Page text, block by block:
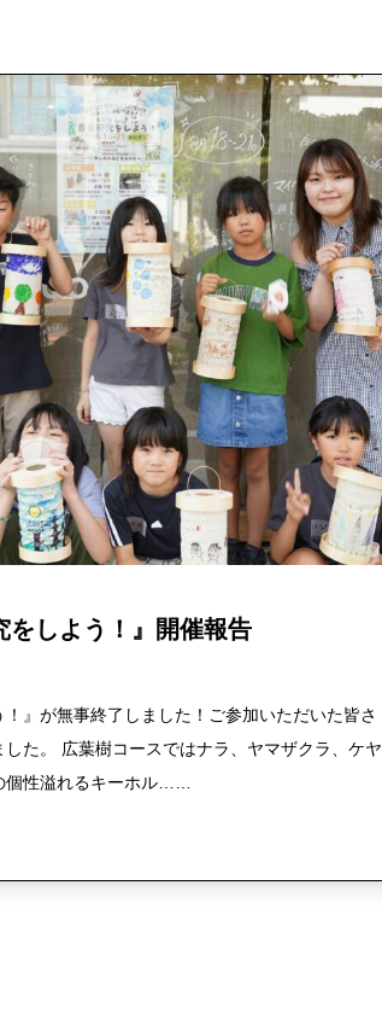
をしよう！』開催報告
！』が無事終了しました！ご参加いただいた皆さ
た。 広葉樹コースではナラ、ヤマザクラ、ケヤ
個性溢れるキーホル……